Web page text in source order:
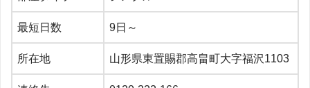
最短日数 9日～
所在地 山形県東置賜郡高畠町大字福沢1103